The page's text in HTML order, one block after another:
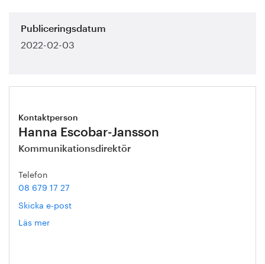
Publiceringsdatum
2022-02-03
Kontaktperson
Hanna Escobar-Jansson
Kommunikationsdirektör
Telefon
08 679 17 27
Skicka e-post
Läs mer